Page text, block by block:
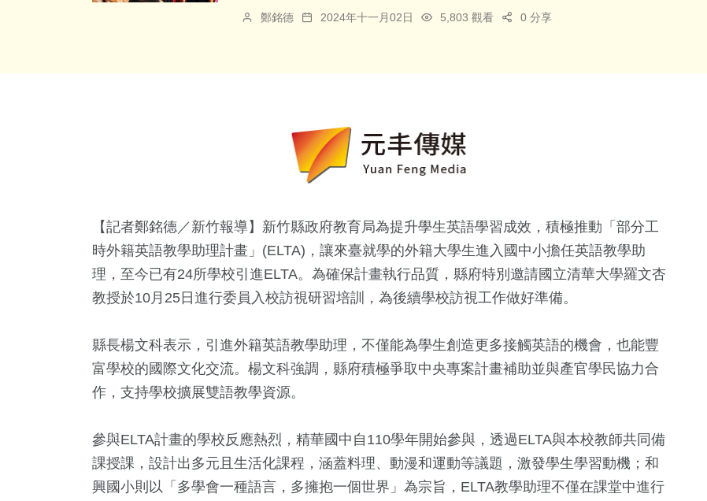
鄭銘德 2024年十一月02日 5,803 觀看 0 分享
【記者鄭銘德／新竹報導】新竹縣政府教育局為提升學生英語學習成效，積極推動「部分工
時外籍英語教學助理計畫」(ELTA)，讓來臺就學的外籍大學生進入國中小擔任英語教學助
理，至今已有24所學校引進ELTA。為確保計畫執行品質，縣府特別邀請國立清華大學羅文杏
教授於10月25日進行委員入校訪視研習培訓，為後續學校訪視工作做好準備。
縣長楊文科表示，引進外籍英語教學助理，不僅能為學生創造更多接觸英語的機會，也能豐
富學校的國際文化交流。楊文科強調，縣府積極爭取中央專案計畫補助並與產官學民協力合
作，支持學校擴展雙語教學資源。
參與ELTA計畫的學校反應熱烈，精華國中自110學年開始參與，透過ELTA與本校教師共同備
課授課，設計出多元且生活化課程，涵蓋料理、動漫和運動等議題，激發學生學習動機；和
興國小則以「多學會一種語言，多擁抱一個世界」為宗旨，ELTA教學助理不僅在課堂中進行
219+
旅遊
9+
評論
8+
2024總統大選
0+
2023金鐘獎
183 +
熱門
0+
兩岸藝苑天地
1
福建林公信俗文
化專區